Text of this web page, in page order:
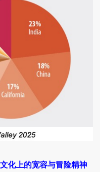
化上的宽容与冒险精神